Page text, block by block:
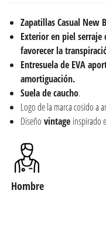
Zapatillas Casual New
Exterior en piel
favorecer la
Entresuela de EVA
amortiguación.
Suela de caucho.
Logo de la marca cosido a
Diseño vintage inspirado
Hombre